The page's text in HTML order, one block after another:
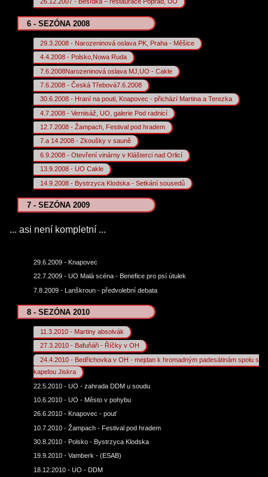
26.12.2007 - Besídka – restaurace Poprad, UO
6 - SEZÓNA 2008
29.3.2008 - Narozeninová oslava PK, Praha - Měšice
4.4.2008 - Polsko,Nowa Ruda
7.6.2008Narozeninová oslava MJ,UO - Cakle
7.6.2008 - Česká Třebová7.6.2008
30.6.2008 - Hraní na pouti, Knapovec - přichází Martina a Terezka
4.7.2008 - Vernisáž, UO, galerie Pod radnicí
12.7.2008 - Žampach, Festival pod hradem
7.a 14.2008 - Zkoušky v sauně
6.9.2008 - Otevření vinárny v Klášterci nad Orlicí
13.9.2008 - UO Cakle
14.9.2008 - Bystrzyca Klodska - Setkání sousedů
7 - SEZÓNA 2009
... asi není kompletní ...
29.6.2009 - Knapovec
22.7.2009 - UO Malá scéna - Benefice pro psí útulek
7.8.2009 - Lanškroun - předvolební debata
8 - SEZÓNA 2010
11.3.2010 - Martiny absolvák
27.3.2010 - Bafuňáři - Říčky v OH
24.4.2010 - Bedřichovka v OH - mejdan k hromadným padesátinám spolu s
kapelou Jiskra
22.5.2010 - UO - zahrada DDM u soudu
10.6.2010 - UO - Město v pohybu
26.6.2010 - Knapovec - pouť
10.7.2010 - Žampach - Festival pod hradem
30.8.2010 - Polsko - Bystrzyca Klodska
19.9.2010 - Vamberk - (ESAB)
18.12.2010 - UO - DDM